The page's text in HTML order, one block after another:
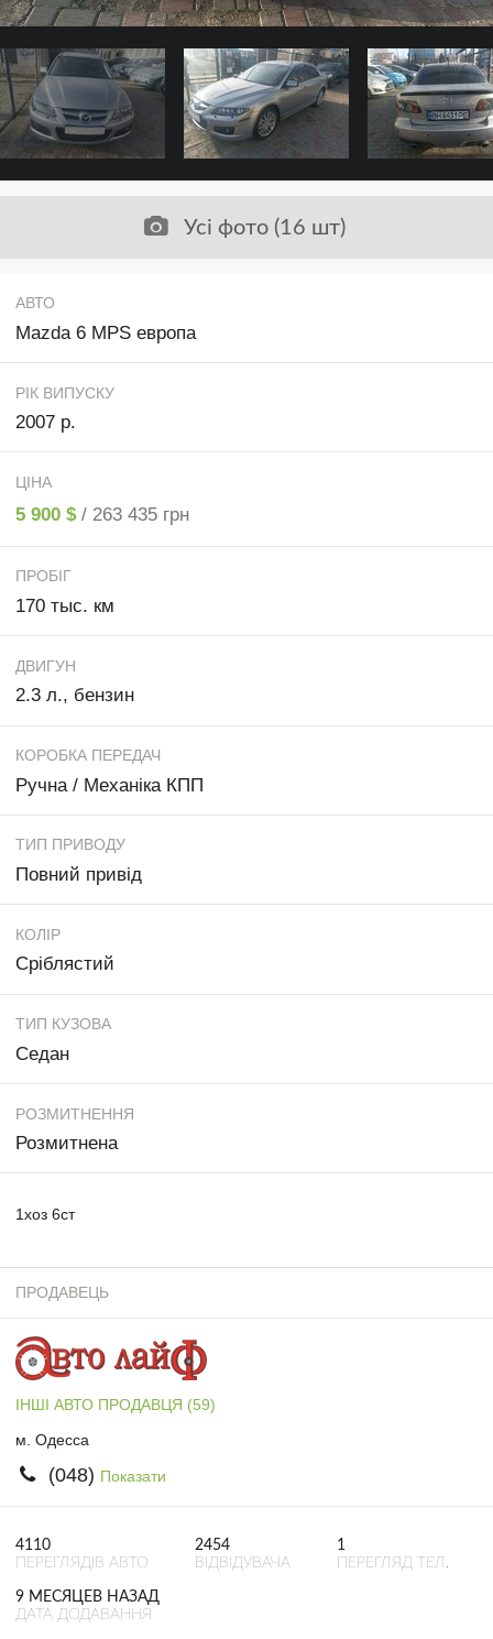
Усі фото (16 шт)
АВТО
Mazda 6 MPS европа
РІК ВИПУСКУ
2007 р.
ЦІНА
5 900 $ / 263 435 грн
ПРОБІГ
170 тыс. км
ДВИГУН
2.3 л., бензин
КОРОБКА ПЕРЕДАЧ
Ручна / Механіка КПП
ТИП ПРИВОДУ
Повний привід
КОЛІР
Сріблястий
ТИП КУЗОВА
Седан
РОЗМИТНЕННЯ
Розмитнена
1хоз 6ст
ПРОДАВЕЦЬ
ІНШІ АВТО ПРОДАВЦЯ (59)
м. Одесса
(048) Показати
4110
ПЕРЕГЛЯДІВ АВТО
2454
ВІДВІДУВАЧА
1
ПЕРЕГЛЯД ТЕЛ.
9 МЕСЯЦЕВ НАЗАД
ДАТА ДОДАВАННЯ